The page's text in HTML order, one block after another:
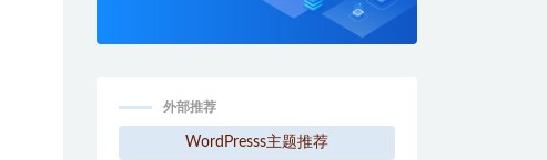
外部推荐
WordPresss主题推荐